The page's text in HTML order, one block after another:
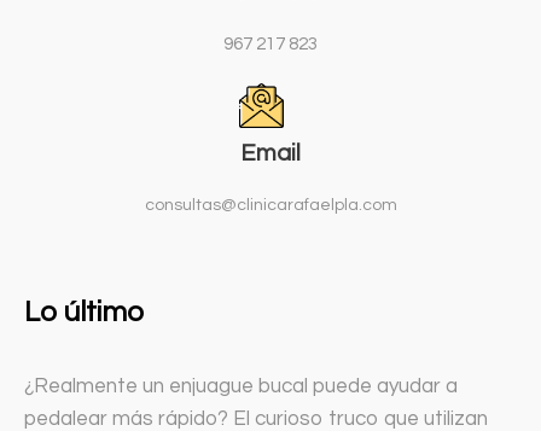
967 217 823
Email
consultas@clinicarafaelpla.com
Lo último
¿Realmente un enjuague bucal puede ayudar a
pedalear más rápido? El curioso truco que utilizan